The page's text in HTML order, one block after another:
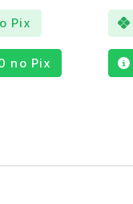
Pix
no Pix